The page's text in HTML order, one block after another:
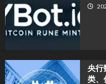
央行
类、